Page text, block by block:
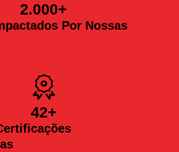
Por Nossas
2.000+
42+